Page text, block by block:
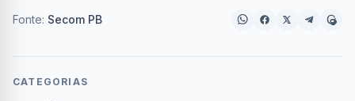
Fonte: Secom PB
CATEGORIAS